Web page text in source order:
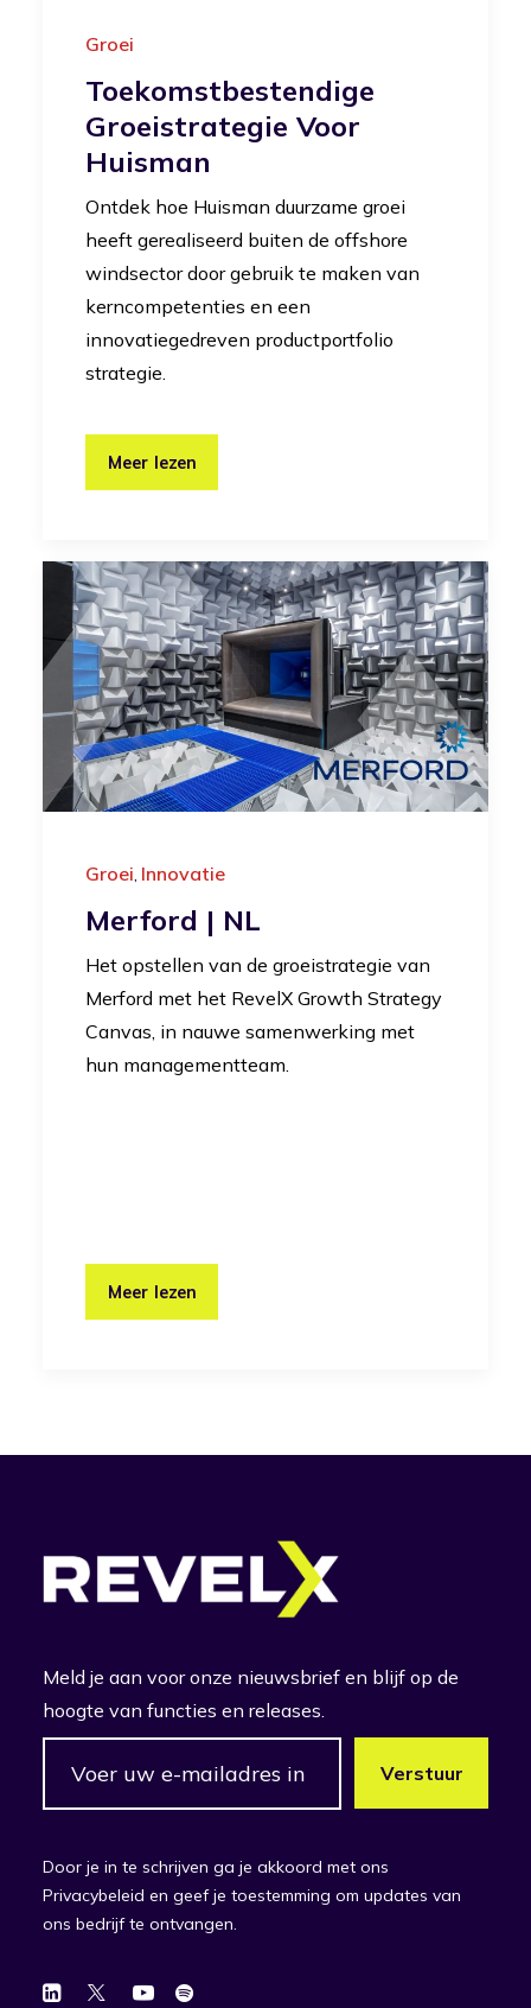
Groei
Toekomstbestendige
Groeistrategie Voor
Huisman
Ontdek hoe Huisman duurzame groei
heeft gerealiseerd buiten de offshore
windsector door gebruik te maken van
kerncompetenties en een
innovatiegedreven productportfolio
strategie.
Meer lezen
Groei, Innovatie
Merford | NL
Het opstellen van de groeistrategie van
Merford met het RevelX Growth Strategy
Canvas, in nauwe samenwerking met
hun managementteam.
Meer lezen
Meld je aan voor onze nieuwsbrief en blijf op de
hoogte van functies en releases.
Door je in te schrijven ga je akkoord met ons
Privacybeleid en geef je toestemming om updates van
ons bedrijf te ontvangen.